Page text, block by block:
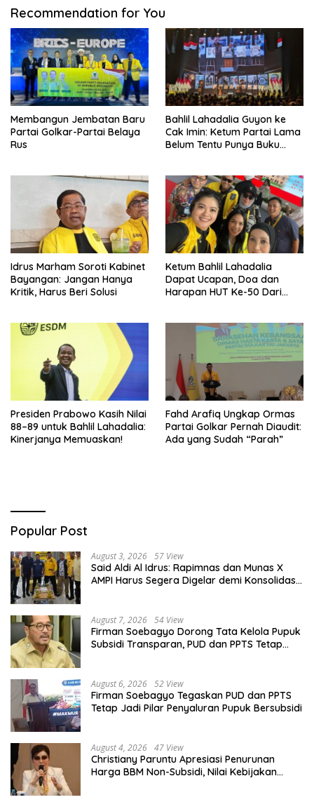
Recommendation for You
Membangun Jembatan Baru
Partai Golkar-Partai Belaya
Rus
Bahlil Lahadalia Guyon ke
Cak Imin: Ketum Partai Lama
Belum Tentu Punya Buku
Idrus Marham Soroti Kabinet
Bayangan: Jangan Hanya
Kritik, Harus Beri Solusi
Ketum Bahlil Lahadalia
Dapat Ucapan, Doa dan
Harapan HUT Ke-50 Dari
Presiden Prabowo Kasih Nilai
88–89 untuk Bahlil Lahadalia:
Kinerjanya Memuaskan!
Fahd Arafiq Ungkap Ormas
Partai Golkar Pernah Diaudit:
Ada yang Sudah “Parah”
Popular Post
August 3, 2026 57 View
Said Aldi Al Idrus: Rapimnas dan Munas X
AMPI Harus Segera Digelar demi Konsolidasi
August 7, 2026 54 View
Firman Soebagyo Dorong Tata Kelola Pupuk
Subsidi Transparan, PUD dan PPTS Tetap
August 6, 2026 52 View
Firman Soebagyo Tegaskan PUD dan PPTS
Tetap Jadi Pilar Penyaluran Pupuk Bersubsidi
August 4, 2026 47 View
Christiany Paruntu Apresiasi Penurunan
Harga BBM Non-Subsidi, Nilai Kebijakan